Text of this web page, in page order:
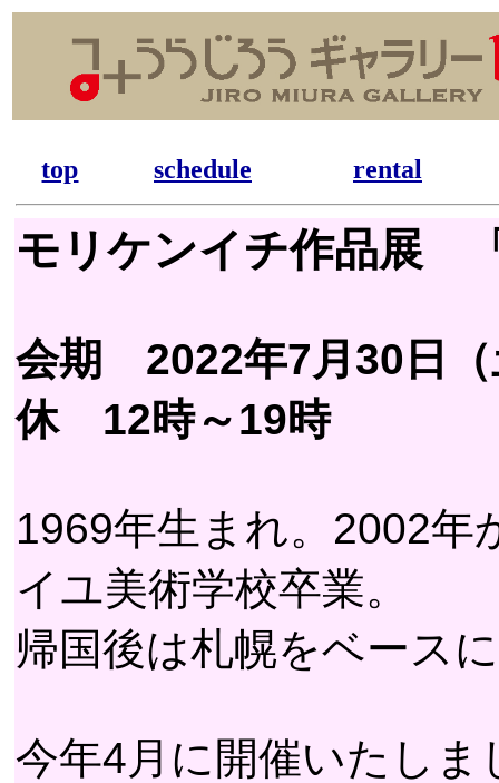
top schedule rental
モリケンイチ作品展
会期 2022年7月30日
休 12時～19時
1969年生まれ。2002年
イユ美術学校卒業。
帰国後は札幌をベース
今年4月に開催いたし